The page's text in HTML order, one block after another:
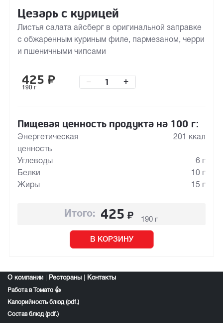
Цезарь с курицей
Листья салата айсберг в оригинальной заправке
с обжаренным куриным филе, пармезаном, черри
и пшеничными чипсами
425 ₽
190 г
+
Пищевая ценность продукта на 100 г:
Энергетическая
ценность
201 ккал
Углеводы
6 г
Белки
10 г
Жиры
15 г
Итого: 425 ₽ 190 г
В КОРЗИНУ
О компании Рестораны Контакты
Работа в Томато 👍
Калорийность блюд (pdf.)
Состав блюд (pdf.)